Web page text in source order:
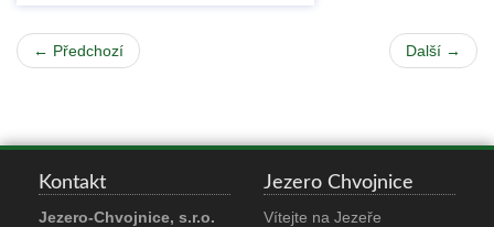
← Předchozí Další →
Kontakt
Jezero-Chvojnice, s.r.o.
Jezero Chvojnice
Vítejte na Jezeře